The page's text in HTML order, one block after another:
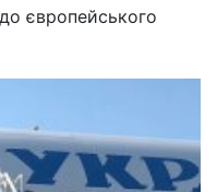
європейського